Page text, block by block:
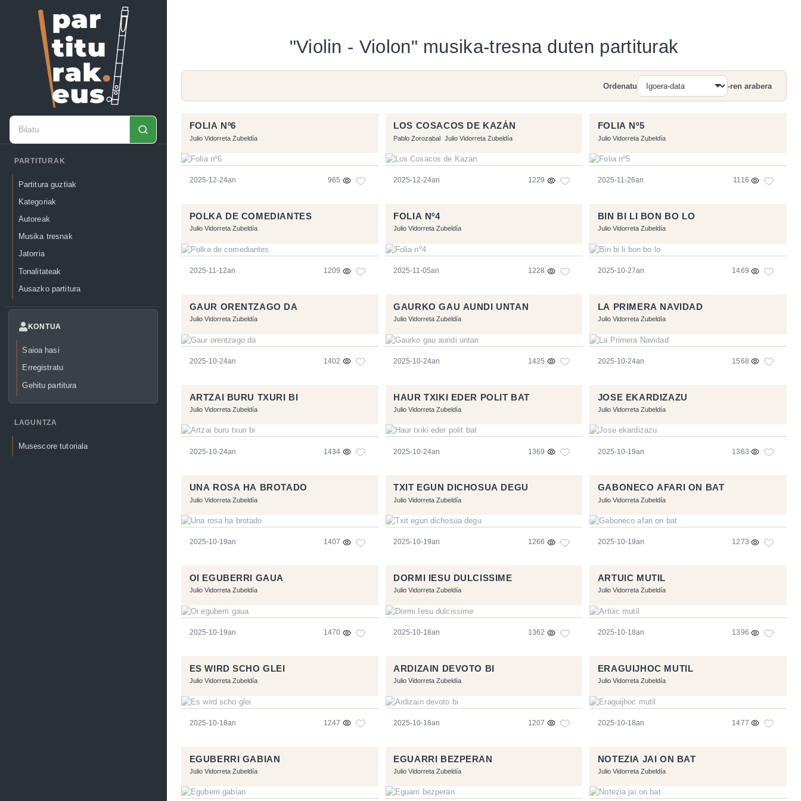
PARTITURAK
Partitura guztiak
Kategoriak
Autoreak
Musika tresnak
Jatorria
Tonalitateak
Ausazko partitura
KONTUA
Saioa hasi
Erregistratu
Gehitu partitura
LAGUNTZA
Musescore tutoriala
"Violin - Violon" musika-tresna duten partiturak
Bilatu
Ordenatu -ren arabera
FOLIA Nº6
Julio Vidorreta Zubeldía
2025-12-24an 965
LOS COSACOS DE KAZÁN
Pablo Zorozabal Julio Vidorreta Zubeldía
2025-12-24an 1229
FOLIA Nº5
Julio Vidorreta Zubeldía
2025-11-26an 1116
POLKA DE COMEDIANTES
Julio Vidorreta Zubeldía
2025-11-12an 1209
FOLIA Nº4
Julio Vidorreta Zubeldía
2025-11-05an 1228
BIN BI LI BON BO LO
Julio Vidorreta Zubeldía
2025-10-27an 1469
GAUR ORENTZAGO DA
Julio Vidorreta Zubeldía
2025-10-24an 1402
GAURKO GAU AUNDI UNTAN
Julio Vidorreta Zubeldía
2025-10-24an 1425
LA PRIMERA NAVIDAD
Julio Vidorreta Zubeldía
2025-10-24an 1568
ARTZAI BURU TXURI BI
Julio Vidorreta Zubeldía
2025-10-24an 1434
HAUR TXIKI EDER POLIT BAT
Julio Vidorreta Zubeldía
2025-10-24an 1369
JOSE EKARDIZAZU
Julio Vidorreta Zubeldía
2025-10-19an 1363
UNA ROSA HA BROTADO
Julio Vidorreta Zubeldía
2025-10-19an 1407
TXIT EGUN DICHOSUA DEGU
Julio Vidorreta Zubeldía
2025-10-19an 1266
GABONECO AFARI ON BAT
Julio Vidorreta Zubeldía
2025-10-19an 1273
OI EGUBERRI GAUA
Julio Vidorreta Zubeldía
2025-10-19an 1470
DORMI IESU DULCISSIME
Julio Vidorreta Zubeldía
2025-10-18an 1362
ARTUIC MUTIL
Julio Vidorreta Zubeldía
2025-10-18an 1396
ES WIRD SCHO GLEI
Julio Vidorreta Zubeldía
2025-10-18an 1247
ARDIZAIN DEVOTO BI
Julio Vidorreta Zubeldía
2025-10-18an 1207
ERAGUIJHOC MUTIL
Julio Vidorreta Zubeldía
2025-10-18an 1477
EGUBERRI GABIAN
Julio Vidorreta Zubeldía
EGUARRI BEZPERAN
Julio Vidorreta Zubeldía
NOTEZIA JAI ON BAT
Julio Vidorreta Zubeldía